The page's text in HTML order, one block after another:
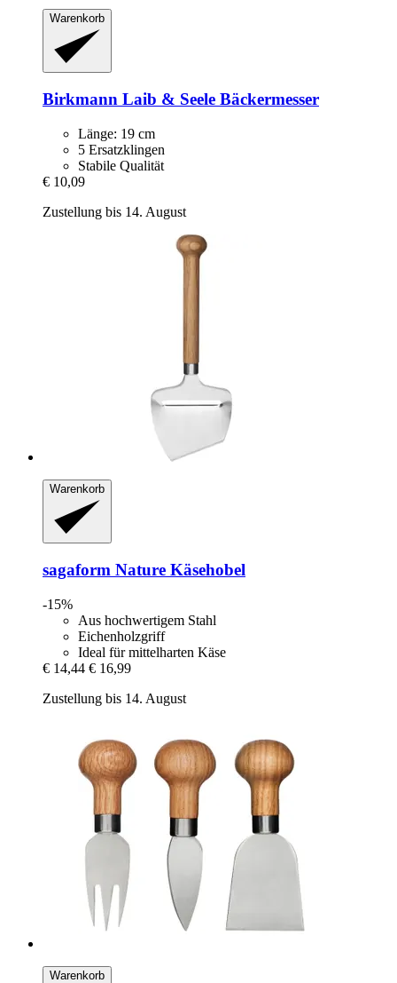
Warenkorb
Birkmann Laib & Seele Bäckermesser
Länge: 19 cm
5 Ersatzklingen
Stabile Qualität
€ 10,09
Zustellung bis 14. August
Warenkorb
sagaform Nature Käsehobel
-15%
Aus hochwertigem Stahl
Eichenholzgriff
Ideal für mittelharten Käse
€ 14,44 € 16,99
Zustellung bis 14. August
Warenkorb